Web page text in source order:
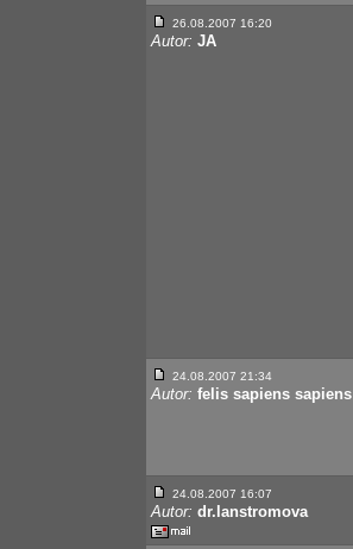
26.08.2007 16:20
Autor: JA
24.08.2007 21:34
Autor: felis sapiens sapiens
24.08.2007 16:07
Autor: dr.lanstromova